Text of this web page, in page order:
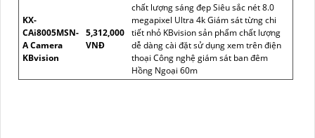
KX-
CAi8005MSN-
A Camera
KBvision
5,312,000
VNĐ
chất lượng sáng đẹp Siêu sắc nét 8.0
megapixel Ultra 4k Giám sát từng chi
tiết nhỏ KBvision sản phẩm chất lượng
dễ dàng cài đặt sử dụng xem trên điện
thoại Công nghệ giám sát ban đêm
Hồng Ngoại 60m